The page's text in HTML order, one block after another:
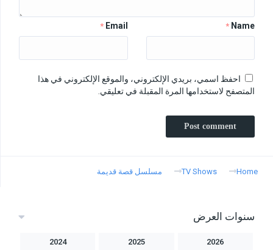
Name
*
Email
*
احفظ اسمي، بريدي الإلكتروني، والموقع الإلكتروني في هذا
المتصفح لاستخدامها المرة المقبلة في تعليقي.
Home
TV Shows مسلسل قصة قديمة
سنوات العرض
2026
2025
2024